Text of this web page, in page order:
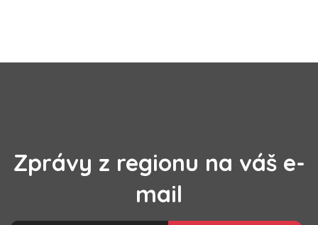
Zprávy z regionu na váš e-
mail